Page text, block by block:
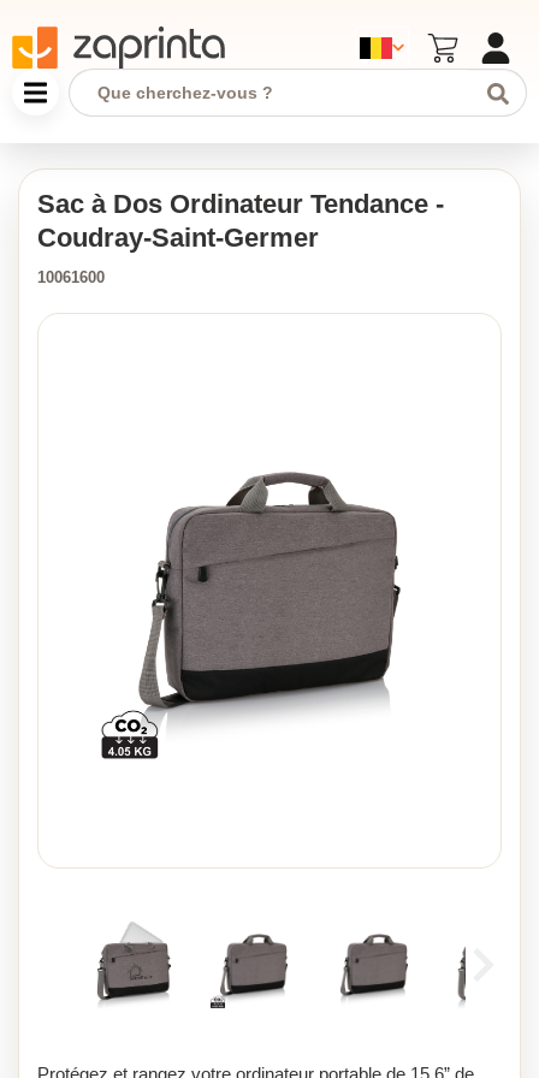
Sac à Dos Ordinateur Tendance -
Coudray-Saint-Germer
10061600
Protégez et rangez votre ordinateur portable de 15,6” de